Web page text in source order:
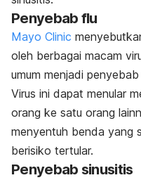
Penyebab flu
Mayo Clinic
oleh berbagai macam
umum menjadi
Virus ini dapat menular
orang ke satu orang
menyentuh benda yang
berisiko tertular.
Penyebab sinusitis